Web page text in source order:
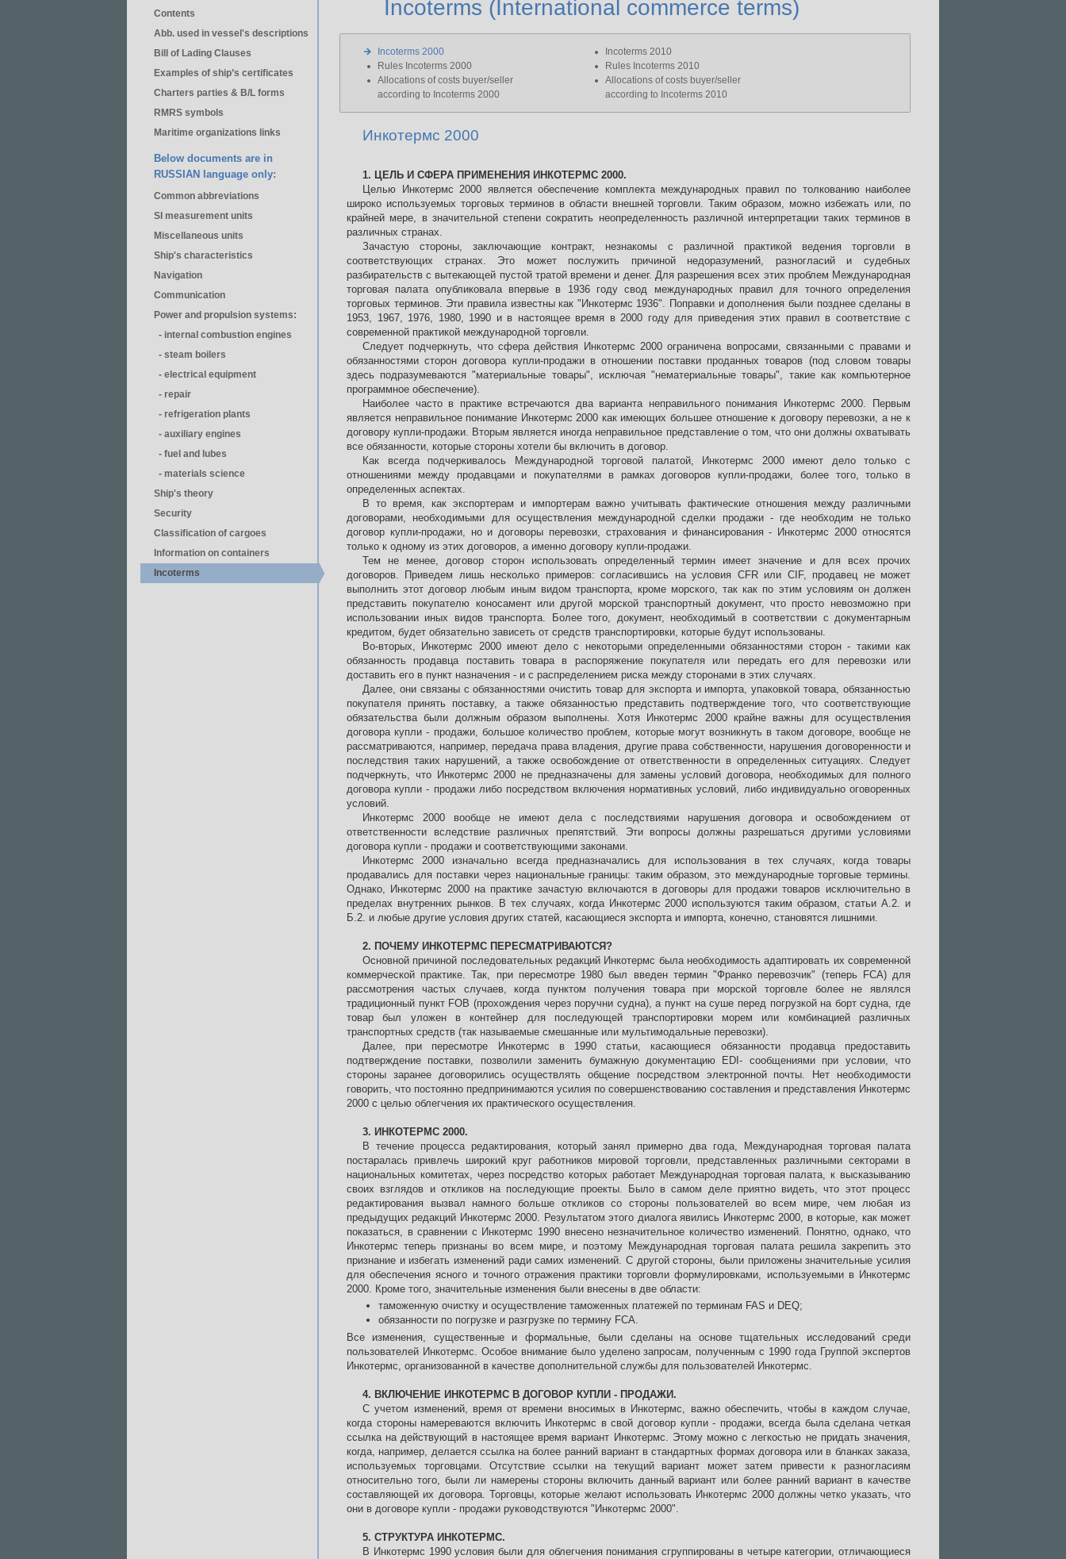
Contents
Abb. used in vessel's descriptions
Bill of Lading Clauses
Examples of ship’s certificates
Charters parties & B/L forms
RMRS symbols
Maritime organizations links
Below documents are in
RUSSIAN language only:
Common abbreviations
SI measurement units
Miscellaneous units
Ship's characteristics
Navigation
Communication
Power and propulsion systems:
- internal combustion engines
- steam boilers
- electrical equipment
- repair
- refrigeration plants
- auxiliary engines
- fuel and lubes
- materials science
Ship's theory
Security
Classification of cargoes
Information on containers
Incoterms
Incoterms (International commerce terms)
Incoterms 2000
Rules Incoterms 2000
Allocations of costs buyer/seller
according to Incoterms 2000
Incoterms 2010
Rules Incoterms 2010
Allocations of costs buyer/seller
according to Incoterms 2010
Инкотермс 2000
1. ЦЕЛЬ И СФЕРА ПРИМЕНЕНИЯ ИНКОТЕРМС 2000.
Целью Инкотермс 2000 является обеспечение комплекта международных правил по толкованию наиболее
широко используемых торговых терминов в области внешней торговли. Таким образом, можно избежать или, по
крайней мере, в значительной степени сократить неопределенность различной интерпретации таких терминов в
различных странах.
Зачастую стороны, заключающие контракт, незнакомы с различной практикой ведения торговли в
соответствующих странах. Это может послужить причиной недоразумений, разногласий и судебных
разбирательств с вытекающей пустой тратой времени и денег. Для разрешения всех этих проблем Международная
торговая палата опубликовала впервые в 1936 году свод международных правил для точного определения
торговых терминов. Эти правила известны как "Инкотермс 1936". Поправки и дополнения были позднее сделаны в
1953, 1967, 1976, 1980, 1990 и в настоящее время в 2000 году для приведения этих правил в соответствие с
современной практикой международной торговли.
Следует подчеркнуть, что сфера действия Инкотермс 2000 ограничена вопросами, связанными с правами и
обязанностями сторон договора купли-продажи в отношении поставки проданных товаров (под словом товары
здесь подразумеваются "материальные товары", исключая "нематериальные товары", такие как компьютерное
программное обеспечение).
Наиболее часто в практике встречаются два варианта неправильного понимания Инкотермс 2000. Первым
является неправильное понимание Инкотермс 2000 как имеющих большее отношение к договору перевозки, а не к
договору купли-продажи. Вторым является иногда неправильное представление о том, что они должны охватывать
все обязанности, которые стороны хотели бы включить в договор.
Как всегда подчеркивалось Международной торговой палатой, Инкотермс 2000 имеют дело только с
отношениями между продавцами и покупателями в рамках договоров купли-продажи, более того, только в
определенных аспектах.
В то время, как экспортерам и импортерам важно учитывать фактические отношения между различными
договорами, необходимыми для осуществления международной сделки продажи - где необходим не только
договор купли-продажи, но и договоры перевозки, страхования и финансирования - Инкотермс 2000 относятся
только к одному из этих договоров, а именно договору купли-продажи.
Тем не менее, договор сторон использовать определенный термин имеет значение и для всех прочих
договоров. Приведем лишь несколько примеров: согласившись на условия CFR или CIF, продавец не может
выполнить этот договор любым иным видом транспорта, кроме морского, так как по этим условиям он должен
представить покупателю коносамент или другой морской транспортный документ, что просто невозможно при
использовании иных видов транспорта. Более того, документ, необходимый в соответствии с документарным
кредитом, будет обязательно зависеть от средств транспортировки, которые будут использованы.
Во-вторых, Инкотермс 2000 имеют дело с некоторыми определенными обязанностями сторон - такими как
обязанность продавца поставить товара в распоряжение покупателя или передать его для перевозки или
доставить его в пункт назначения - и с распределением риска между сторонами в этих случаях.
Далее, они связаны с обязанностями очистить товар для экспорта и импорта, упаковкой товара, обязанностью
покупателя принять поставку, а также обязанностью представить подтверждение того, что соответствующие
обязательства были должным образом выполнены. Хотя Инкотермс 2000 крайне важны для осуществления
договора купли - продажи, большое количество проблем, которые могут возникнуть в таком договоре, вообще не
рассматриваются, например, передача права владения, другие права собственности, нарушения договоренности и
последствия таких нарушений, а также освобождение от ответственности в определенных ситуациях. Следует
подчеркнуть, что Инкотермс 2000 не предназначены для замены условий договора, необходимых для полного
договора купли - продажи либо посредством включения нормативных условий, либо индивидуально оговоренных
условий.
Инкотермс 2000 вообще не имеют дела с последствиями нарушения договора и освобождением от
ответственности вследствие различных препятствий. Эти вопросы должны разрешаться другими условиями
договора купли - продажи и соответствующими законами.
Инкотермс 2000 изначально всегда предназначались для использования в тех случаях, когда товары
продавались для поставки через национальные границы: таким образом, это международные торговые термины.
Однако, Инкотермс 2000 на практике зачастую включаются в договоры для продажи товаров исключительно в
пределах внутренних рынков. В тех случаях, когда Инкотермс 2000 используются таким образом, статьи А.2. и
Б.2. и любые другие условия других статей, касающиеся экспорта и импорта, конечно, становятся лишними.
2. ПОЧЕМУ ИНКОТЕРМС ПЕРЕСМАТРИВАЮТСЯ?
Основной причиной последовательных редакций Инкотермс была необходимость адаптировать их современной
коммерческой практике. Так, при пересмотре 1980 был введен термин "Франко перевозчик" (теперь FCA) для
рассмотрения частых случаев, когда пунктом получения товара при морской торговле более не являлся
традиционный пункт FOB (прохождения через поручни судна), а пункт на суше перед погрузкой на борт судна, где
товар был уложен в контейнер для последующей транспортировки морем или комбинацией различных
транспортных средств (так называемые смешанные или мультимодальные перевозки).
Далее, при пересмотре Инкотермс в 1990 статьи, касающиеся обязанности продавца предоставить
подтверждение поставки, позволили заменить бумажную документацию EDI- сообщениями при условии, что
стороны заранее договорились осуществлять общение посредством электронной почты. Нет необходимости
говорить, что постоянно предпринимаются усилия по совершенствованию составления и представления Инкотермс
2000 с целью облегчения их практического осуществления.
3. ИНКОТЕРМС 2000.
В течение процесса редактирования, который занял примерно два года, Международная торговая палата
постаралась привлечь широкий круг работников мировой торговли, представленных различными секторами в
национальных комитетах, через посредство которых работает Международная торговая палата, к высказыванию
своих взглядов и откликов на последующие проекты. Было в самом деле приятно видеть, что этот процесс
редактирования вызвал намного больше откликов со стороны пользователей во всем мире, чем любая из
предыдущих редакций Инкотермс 2000. Результатом этого диалога явились Инкотермс 2000, в которые, как может
показаться, в сравнении с Инкотермс 1990 внесено незначительное количество изменений. Понятно, однако, что
Инкотермс теперь признаны во всем мире, и поэтому Международная торговая палата решила закрепить это
признание и избегать изменений ради самих изменений. С другой стороны, были приложены значительные усилия
для обеспечения ясного и точного отражения практики торговли формулировками, используемыми в Инкотермс
2000. Кроме того, значительные изменения были внесены в две области:
таможенную очистку и осуществление таможенных платежей по терминам FAS и DEQ;
обязанности по погрузке и разгрузке по термину FCA.
Все изменения, существенные и формальные, были сделаны на основе тщательных исследований среди
пользователей Инкотермс. Особое внимание было уделено запросам, полученным с 1990 года Группой экспертов
Инкотермс, организованной в качестве дополнительной службы для пользователей Инкотермс.
4. ВКЛЮЧЕНИЕ ИНКОТЕРМС В ДОГОВОР КУПЛИ - ПРОДАЖИ.
С учетом изменений, время от времени вносимых в Инкотермс, важно обеспечить, чтобы в каждом случае,
когда стороны намереваются включить Инкотермс в свой договор купли - продажи, всегда была сделана четкая
ссылка на действующий в настоящее время вариант Инкотермс. Этому можно с легкостью не придать значения,
когда, например, делается ссылка на более ранний вариант в стандартных формах договора или в бланках заказа,
используемых торговцами. Отсутствие ссылки на текущий вариант может затем привести к разногласиям
относительно того, были ли намерены стороны включить данный вариант или более ранний вариант в качестве
составляющей их договора. Торговцы, которые желают использовать Инкотермс 2000 должны четко указать, что
они в договоре купли - продажи руководствуются "Инкотермс 2000".
5. СТРУКТУРА ИНКОТЕРМС.
В Инкотермс 1990 условия были для облегчения понимания сгруппированы в четыре категории, отличающиеся